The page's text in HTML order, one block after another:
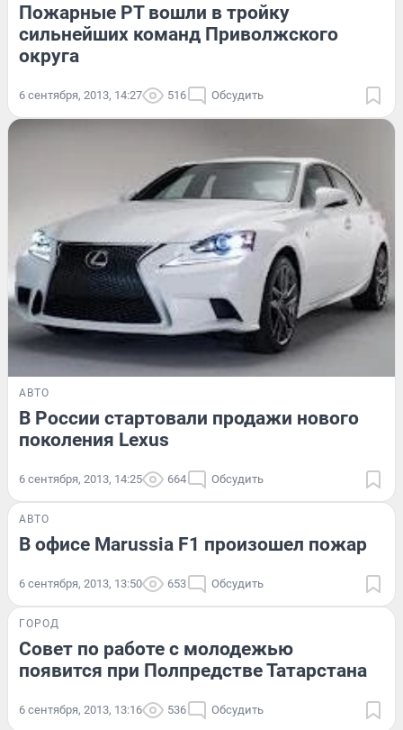
Пожарные РТ вошли в тройку
сильнейших команд Приволжского
округа
6 сентября, 2013, 14:27 516 Обсудить
АВТО
В России стартовали продажи нового
поколения Lexus
6 сентября, 2013, 14:25 664 Обсудить
АВТО
В офисе Marussia F1 произошел пожар
6 сентября, 2013, 13:50 653 Обсудить
ГОРОД
Совет по работе с молодежью
появится при Полпредстве Татарстана
6 сентября, 2013, 13:16 536 Обсудить